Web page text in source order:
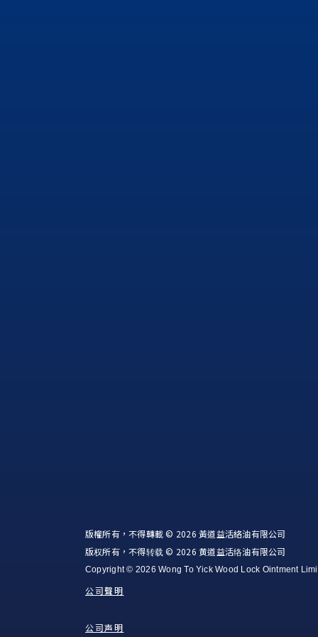
版權所有，不得轉載 © 2026 黃道益活絡油有限公司
版权所有，不得转载 © 2026 黄道益活络油有限公司
Copyright © 2026 Wong To Yick Wood Lock Ointment
公司聲明
公司声明